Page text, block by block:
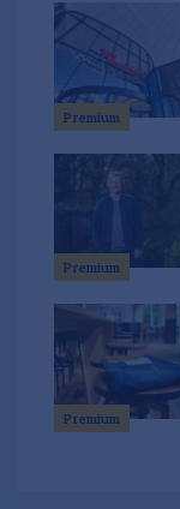
Premium
Premium
Premium